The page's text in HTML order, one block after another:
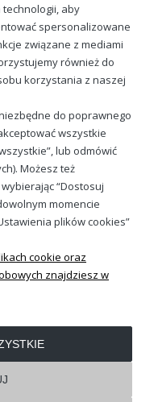
media
aby
spersonalizowane
związane z mediami
również do
korzystania z naszej
do poprawnego
wszystkie
lub odmówić
Możesz też
“Dostosuj
momencie
plików cookies”
cookie oraz
znajdziesz w